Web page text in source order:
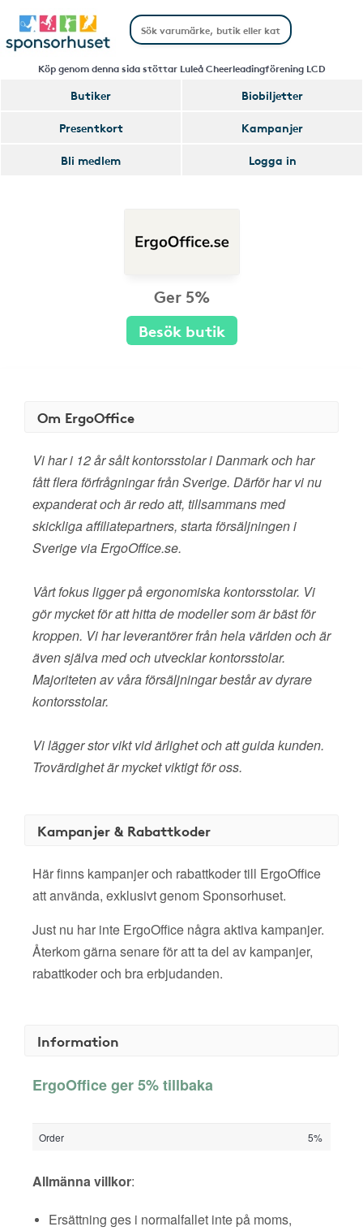
Köp genom denna sida stöttar Luleå Cheerleadingförening LCD
Butiker
Biobiljetter
Presentkort
Kampanjer
Bli medlem
Logga in
Ger 5%
Besök butik
Om ErgoOffice
Vi har i 12 år sålt kontorsstolar i Danmark och har
fått flera förfrågningar från Sverige. Därför har vi nu
expanderat och är redo att, tillsammans med
skickliga affiliatepartners, starta försäljningen i
Sverige via ErgoOffice.se.
Vårt fokus ligger på ergonomiska kontorsstolar. Vi
gör mycket för att hitta de modeller som är bäst för
kroppen. Vi har leverantörer från hela världen och är
även själva med och utvecklar kontorsstolar.
Majoriteten av våra försäljningar består av dyrare
kontorsstolar.
Vi lägger stor vikt vid ärlighet och att guida kunden.
Trovärdighet är mycket viktigt för oss.
Kampanjer & Rabattkoder
Här finns kampanjer och rabattkoder till ErgoOffice
att använda, exklusivt genom Sponsorhuset.
Just nu har inte ErgoOffice några aktiva kampanjer.
Återkom gärna senare för att ta del av kampanjer,
rabattkoder och bra erbjudanden.
Information
ErgoOffice ger 5% tillbaka
Order 5%
Allmänna villkor:
Ersättning ges i normalfallet inte på moms,